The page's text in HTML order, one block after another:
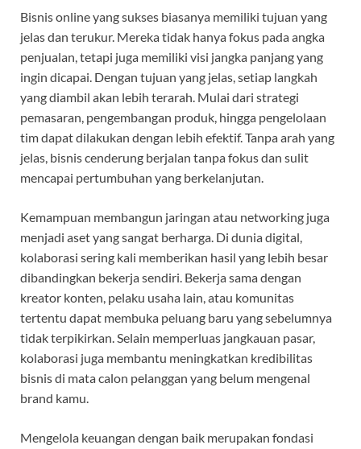
Bisnis online yang sukses biasanya memiliki tujuan yang
jelas dan terukur. Mereka tidak hanya fokus pada angka
penjualan, tetapi juga memiliki visi jangka panjang yang
ingin dicapai. Dengan tujuan yang jelas, setiap langkah
yang diambil akan lebih terarah. Mulai dari strategi
pemasaran, pengembangan produk, hingga pengelolaan
tim dapat dilakukan dengan lebih efektif. Tanpa arah yang
jelas, bisnis cenderung berjalan tanpa fokus dan sulit
mencapai pertumbuhan yang berkelanjutan.
Kemampuan membangun jaringan atau networking juga
menjadi aset yang sangat berharga. Di dunia digital,
kolaborasi sering kali memberikan hasil yang lebih besar
dibandingkan bekerja sendiri. Bekerja sama dengan
kreator konten, pelaku usaha lain, atau komunitas
tertentu dapat membuka peluang baru yang sebelumnya
tidak terpikirkan. Selain memperluas jangkauan pasar,
kolaborasi juga membantu meningkatkan kredibilitas
bisnis di mata calon pelanggan yang belum mengenal
brand kamu.
Mengelola keuangan dengan baik merupakan fondasi